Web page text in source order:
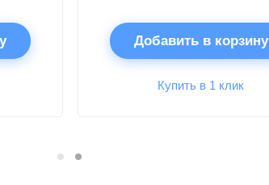
Добавить в корзину
Купить в 1 клик